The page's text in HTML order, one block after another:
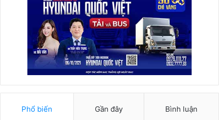
Phổ biến Gần đây Bình luận